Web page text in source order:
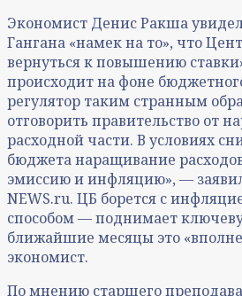
Экономист Денис Ракша
Гангана «намек на то», что
вернуться к повышению
происходит на фоне
регулятор таким странным
отговорить правительство от
расходной части. В условиях
бюджета наращивание
эмиссию и инфляцию», —
NEWS.ru. ЦБ борется с
способом — поднимает
ближайшие месяцы это «вполне
экономист.
По мнению старшего